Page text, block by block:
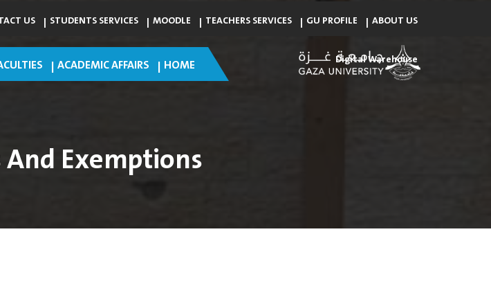
ABOUT US
GU PROFILE
TEACHERS SERVICES
MOODLE
STUDENTS SERVICES
US
Digital Warehouse
HOME
ACADEMIC AFFAIRS
Exemptions